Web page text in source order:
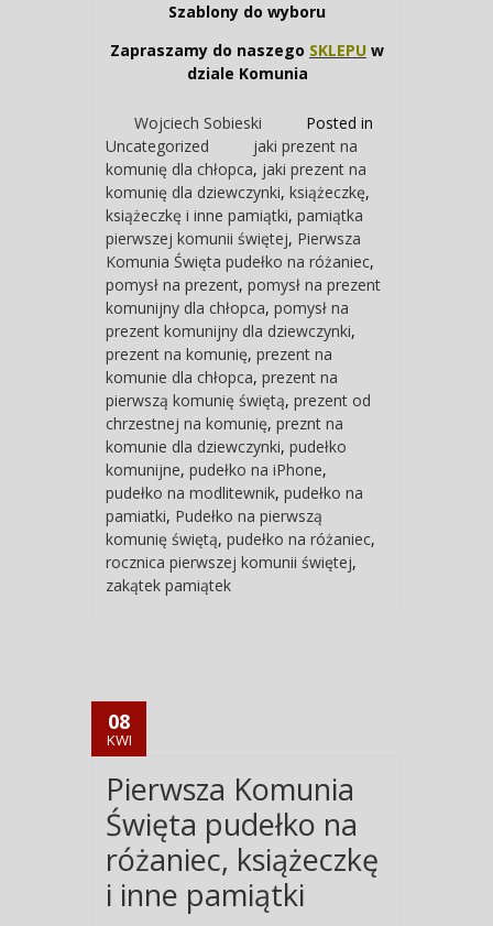
Szablony do wyboru
Zapraszamy do naszego SKLEPU w
dziale Komunia
Wojciech Sobieski
Posted in
Uncategorized
jaki prezent na
komunię dla chłopca, jaki prezent na
komunię dla dziewczynki,książeczkę,
książeczkę i inne pamiątki,pamiątka
pierwszej komunii świętej, Pierwsza
Komunia Święta pudełko na różaniec,
pomysł na prezent,pomysł na prezent
komunijny dla chłopca,pomysł na
prezent komunijny dla dziewczynki,
prezent na komunię,prezent na
komunie dla chłopca,prezent na
pierwszą komunię świętą,prezent od
chrzestnej na komunię,preznt na
komunie dla dziewczynki,pudełko
komunijne,pudełko na iPhone,
pudełko na modlitewnik,pudełko na
pamiatki, Pudełko na pierwszą
komunię świętą,pudełko na różaniec,
rocznica pierwszej komunii świętej,
zakątek pamiątek
08
KWI
Pierwsza Komunia
Święta pudełko na
różaniec, książeczkę
i inne pamiątki